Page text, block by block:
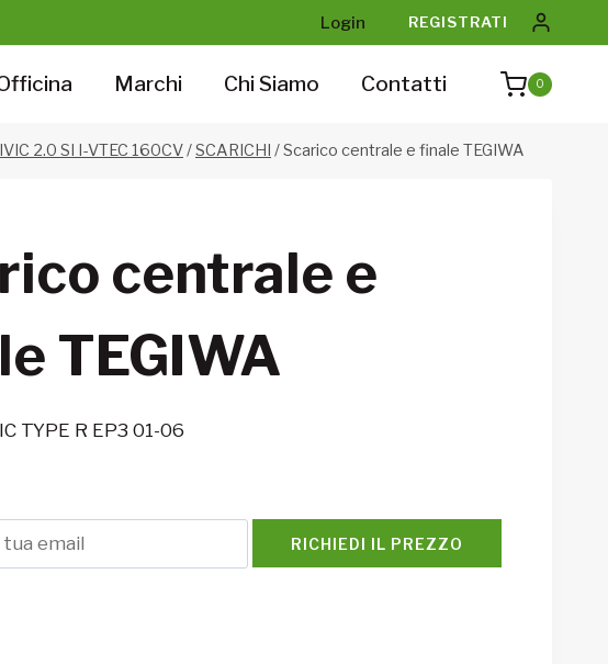
Login REGISTRATI
Marchi Chi Siamo Contatti 0
2.0 SI I-VTEC 160CV/SCARICHI /Scarico centrale e finale TEGIWA
centrale e
TEGIWA
TYPE R EP3 01-06
RICHIEDI IL PREZZO